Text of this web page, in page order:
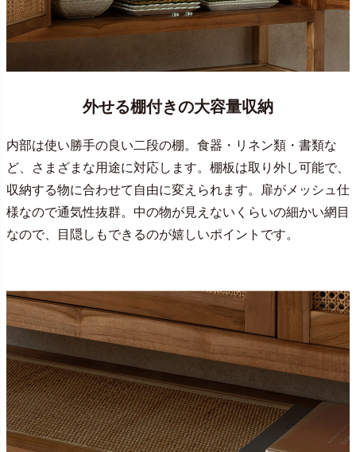
外せる棚付きの大容量収納
内部は使い勝手の良い二段の棚。食器・リネン類・書類な
ど、さまざまな用途に対応します。棚板は取り外し可能で、
収納する物に合わせて自由に変えられます。扉がメッシュ仕
様なので通気性抜群。中の物が見えないくらいの細かい網目
なので、目隠しもできるのが嬉しいポイントです。